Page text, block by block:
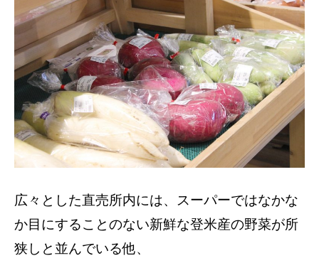
広々とした直売所内には、スーパーではなかな
か目にすることのない新鮮な登米産の野菜が所
狭しと並んでいる他、